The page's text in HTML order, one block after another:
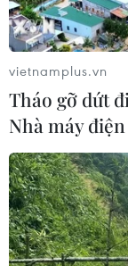
vietnamplus.vn
Tháo gỡ dứt
Nhà máy